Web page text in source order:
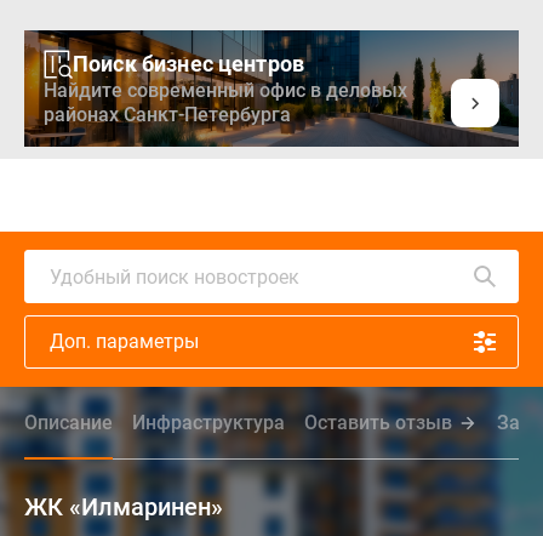
Поиск бизнес центров
Найдите современный офис в деловых
районах Санкт-Петербурга
Удобный поиск новостроек
Доп. параметры
Описание Инфраструктура Оставить отзыв
ЖК «Илмаринен»